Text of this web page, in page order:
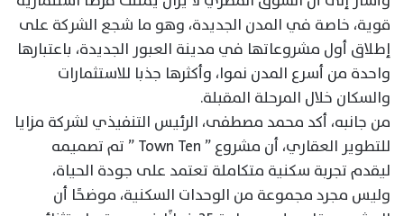
قوية، خاصة في المدن الجديدة، وهو ما شجع الشركة على
إطلاق أول مشروعاتها في مدينة العبور الجديدة، باعتبارها
واحدة من أسرع المدن نموا، وأكثرها جذبا للاستثمارات
والسكان خلال المرحلة المقبلة.
من جانبه، أكد محمد مصطفى، الرئيس التنفيذي لشركة مزايا
للتطوير العقاري، أن مشروع ” Town Ten ” تم تصميمه
ليقدم تجربة سكنية متكاملة تعتمد على جودة الحياة،
وليس مجرد مجموعة من الوحدات السكنية، موضحًا أن